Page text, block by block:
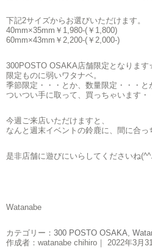
下記2サイズからお選びいただけます。
40mm×35mm￥1,980-(￥1,800)
60mm×43mm￥2,200-(￥2,000-)
300POSTO OSAKA店舗限定となりま
限定ものに弱いワタナベ。
季節限定・・・とか、数量限定・・・と
ついつい手に取って、買っちゃいます・
今週ご来店いただけますと、
なんと週末イベントの鈴鹿に、間に合っ
是非店舗に遊びにいらしてくださいね
Watanabe
カテゴリー： 300 POSTO OSAKA
作成者：watanabe chihiro｜ 2022年3月